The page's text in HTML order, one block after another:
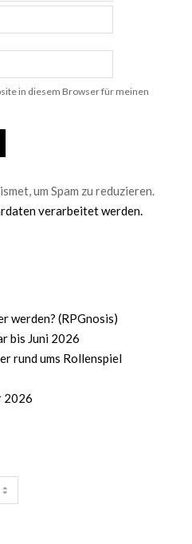
in diesem Browser für meinen
um Spam zu reduzieren.
verarbeitet werden.
werden? (RPGnosis)
bis Juni 2026
rund ums Rollenspiel
2026